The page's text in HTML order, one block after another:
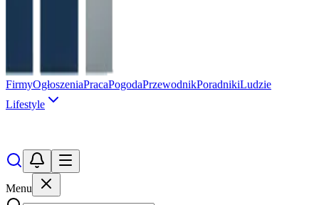
FirmyOgłoszeniaPracaPogodaPrzewodnikPoradnikiLudzie
Lifestyle
Menu